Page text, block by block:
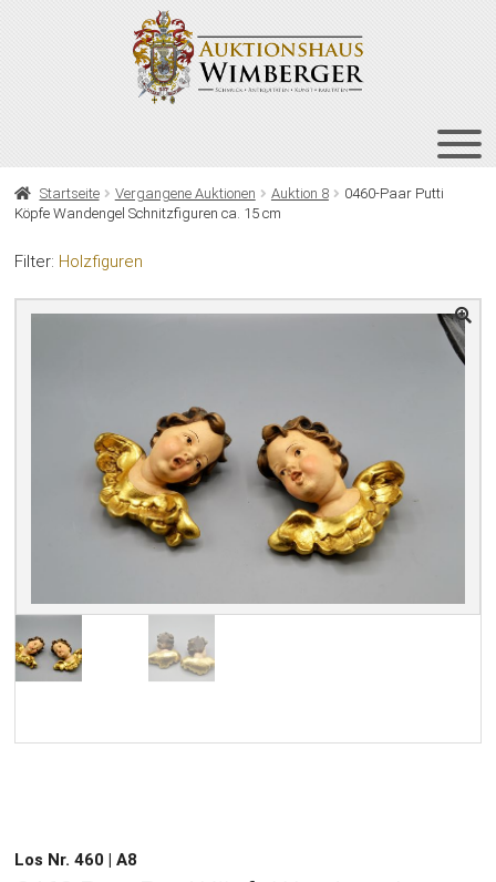
HOME
NEWSLETTER
Startseite Vergangene Auktionen Auktion 8
0460-Paar Putti
Köpfe Wandengel Schnitzfiguren ca. 15 cm
Filter: Holzfiguren
Los Nr. 460 | A8